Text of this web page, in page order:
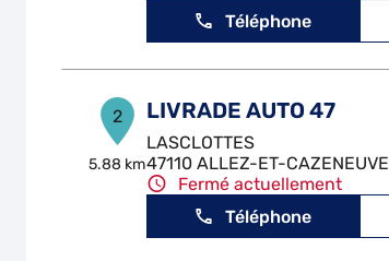
Téléphone
2
5.88 km
LIVRADE AUTO 47
LASCLOTTES
47110 ALLEZ-ET-CAZENEUVE
Fermé actuellement
Téléphone